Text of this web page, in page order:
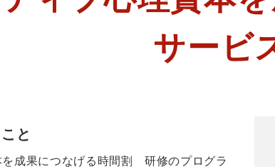
サービ
と
を成果につなげる時間割 研修のプログラ